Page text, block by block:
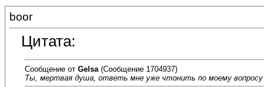
boor
Цитата:
Сообщение от Gelsa (Сообщение 1704937)
Ты, мертвая душа, ответь мне уже чтонить по моему